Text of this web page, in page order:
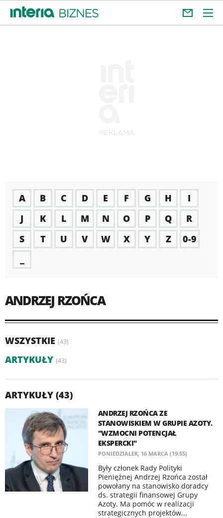
A B C D E F G H
I
J
K L M N O P Q
R
S
T U V W X Y Z
0-9
ANDRZEJ RZOŃCA
WSZYSTKIE (43)
ARTYKUŁY (43)
ARTYKUŁY (43)
ANDRZEJ RZOŃCA ZE
STANOWISKIEM W GRUPIE AZOTY.
"WZMOCNI POTENCJAŁ
EKSPERCKI"
PONIEDZIAŁEK, 16 MARCA (19:55)
​Były członek Rady Polityki
Pieniężnej Andrzej Rzońca został
powołany na stanowisko doradcy
ds. strategii finansowej Grupy
Azoty. Ma pomóc w realizacji
strategicznych projektów...